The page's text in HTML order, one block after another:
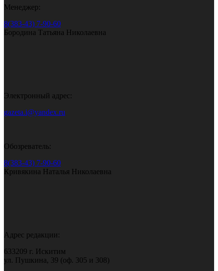
Менеджер:
8(383-43) 7-90-60
Бородина Татьяна Николаевна
Электронный адрес:
gazeta.i@yandex.ru
Обозреватель:
8(383-43) 7-90-60
Кривякина Наталья Николаевна
Адрес редакции:
633209 г. Искитим
ул. Пушкина, 39 (оф. 305 и 308)